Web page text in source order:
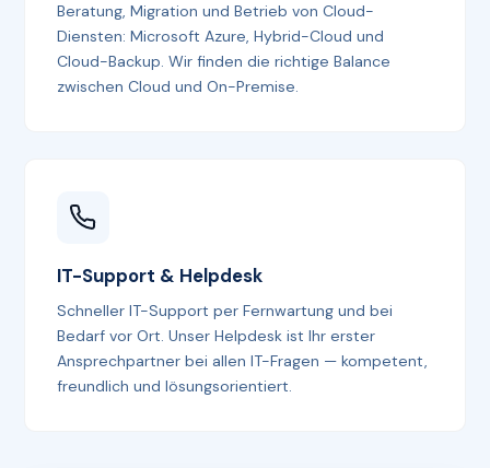
Beratung, Migration und Betrieb von Cloud-
Diensten: Microsoft Azure, Hybrid-Cloud und
Cloud-Backup. Wir finden die richtige Balance
zwischen Cloud und On-Premise.
IT-Support & Helpdesk
Schneller IT-Support per Fernwartung und bei
Bedarf vor Ort. Unser Helpdesk ist Ihr erster
Ansprechpartner bei allen IT-Fragen — kompetent,
freundlich und lösungsorientiert.